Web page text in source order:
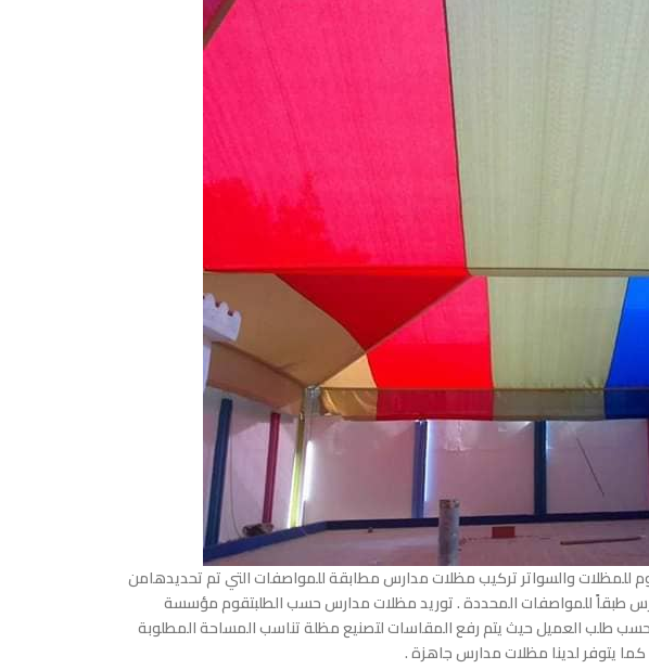
والسواتر تركيب مظلات مدارس مطابقة للمواصفات التي تم تحديدهامن
طبقاً للمواصفات المحددة . توريد مظلات مدارس حسب الطلبتقوم مؤسسة
طلب العميل حيث يتم رفع المقاسات لتصنيع مظلة تناسب المساحة المطلوبة
يتوفر لدينا مظلات مدارس جاهزة .